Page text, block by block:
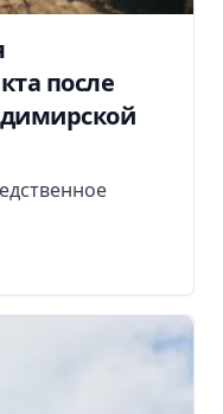
после